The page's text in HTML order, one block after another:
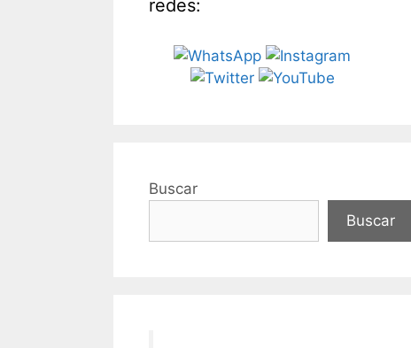
redes:
Buscar
Buscar